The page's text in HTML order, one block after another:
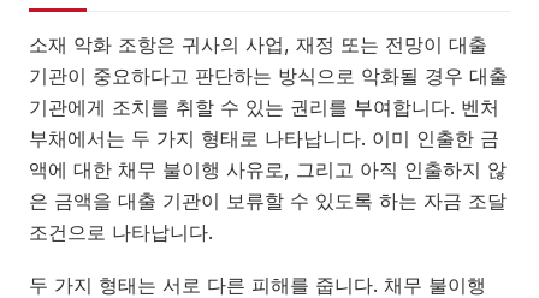
소재 악화 조항은 귀사의 사업, 재정 또는 전망이 대출
기관이 중요하다고 판단하는 방식으로 악화될 경우 대출
기관에게 조치를 취할 수 있는 권리를 부여합니다. 벤처
부채에서는 두 가지 형태로 나타납니다. 이미 인출한 금
액에 대한 채무 불이행 사유로, 그리고 아직 인출하지 않
은 금액을 대출 기관이 보류할 수 있도록 하는 자금 조달
조건으로 나타납니다.
두 가지 형태는 서로 다른 피해를 줍니다. 채무 불이행